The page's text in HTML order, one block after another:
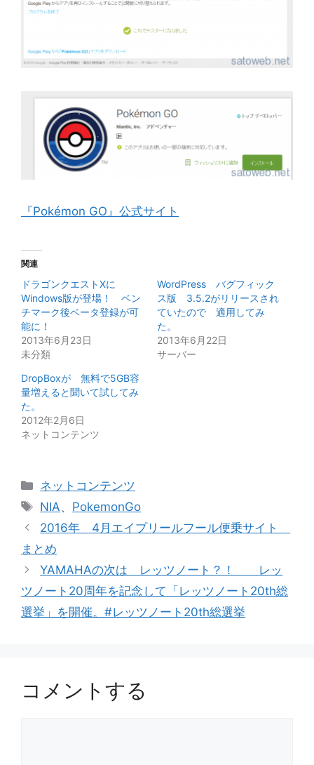
『Pokémon GO』公式サイト
関連
ドラゴンクエストXに
Windows版が登場！ ベン
チマーク後ベータ登録が可
能に！
2013年6月23日
未分類
WordPress バグフィック
ス版 3.5.2がリリースされ
ていたので 適用してみ
た。
2013年6月22日
サーバー
DropBoxが 無料で5GB容
量増えると聞いて試してみ
た。
2012年2月6日
ネットコンテンツ
カ
テ
リ
ー
ネットコンテンツ
タ
グ
NIA、 PokemonGo
2016年 4月エイプリールフール便乗サイト
まとめ
YAMAHAの次は レッツノート？！ レッ
ツノート20周年を記念して「レッツノート20th総
選挙」を開催。#レッツノート20th総選挙
コメントする